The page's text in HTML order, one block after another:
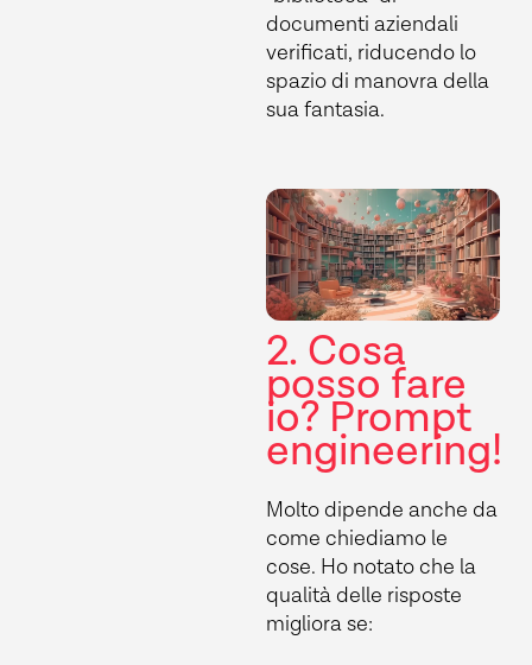
documenti aziendali
verificati, riducendo lo
spazio di manovra della
sua fantasia.
2. Cosa
posso fare
io? Prompt
engineering!
Molto dipende anche da
come chiediamo le
cose. Ho notato che la
qualità delle risposte
migliora se: